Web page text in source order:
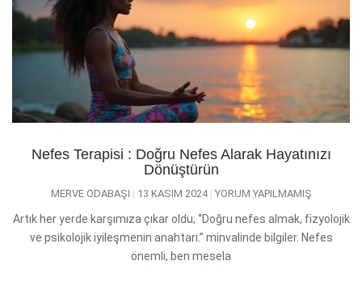
Nefes Terapisi : Doğru Nefes Alarak Hayatınızı
Dönüştürün
MERVE ODABAŞI 13 KASIM 2024 YORUM YAPILMAMIŞ
Artık her yerde karşımıza çıkar oldu; “Doğru nefes almak, fizyolojik
ve psikolojik iyileşmenin anahtarı.” minvalinde bilgiler. Nefes
önemli, ben mesela